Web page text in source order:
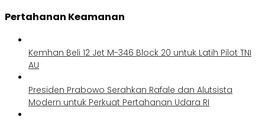
Pertahanan Keamanan
Kemhan Beli 12 Jet M-346 Block 20 untuk Latih Pilot TNI
AU
Presiden Prabowo Serahkan Rafale dan Alutsista
Modern untuk Perkuat Pertahanan Udara RI